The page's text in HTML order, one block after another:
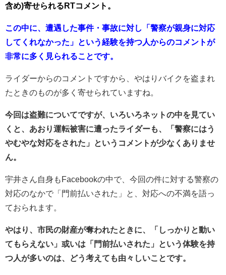
含め)寄せられるRTコメント。
この中に、遭遇した事件・事故に対し「警察が親身に対応
してくれなかった」という経験を持つ人からのコメントが
非常に多く見られることです。
ライダーからのコメントですから、やはりバイクを盗まれ
たときのものが多く寄せられていますね。
今回は盗難についてですが、いろいろネットの中を見てい
くと、あおり運転被害に遭ったライダーも、「警察にはう
やむやな対応をされた」というコメントが少なくありませ
ん。
宇井さん自身もFacebookの中で、今回の件に対する警察の
対応のなかで「門前払いされた」と、対応への不満を語っ
ておられます。
やはり、市民の財産が奪われたときに、「しっかりと動い
てもらえない」或いは「門前払いされた」という体験を持
つ人が多いのは、どう考えても由々しいことです。